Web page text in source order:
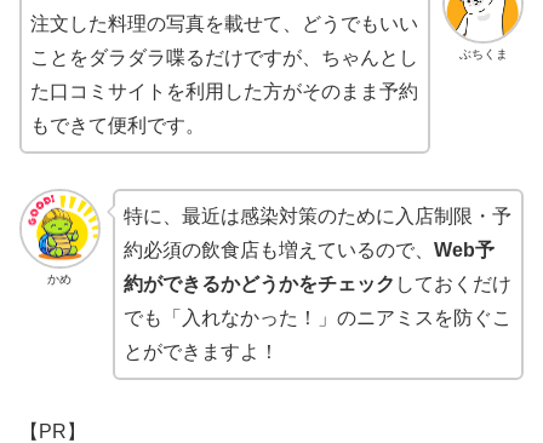
ぶちくま
注文した料理の写真を載せて、どうでもいい
ことをダラダラ喋るだけですが、ちゃんとし
た口コミサイトを利用した方がそのまま予約
もできて便利です。
かめ
特に、最近は感染対策のために入店制限・予
約必須の飲食店も増えているので、 Web予
約ができるかどうかをチェック しておくだけ
でも「入れなかった！」のニアミスを防ぐこ
とができますよ！
【PR】